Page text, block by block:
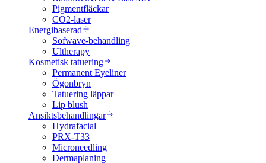
Pigmentfläckar
CO2-laser
Energibaserad
Sofwave-behandling
Ultherapy
Kosmetisk tatuering
Permanent Eyeliner
Ögonbryn
Tatuering läppar
Lip blush
Ansiktsbehandlingar
Hydrafacial
PRX-T33
Microneedling
Dermaplaning